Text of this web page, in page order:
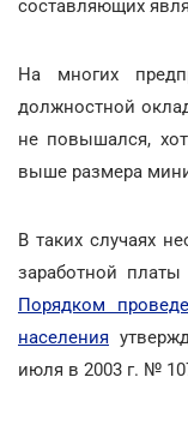
составляющих
На многих
должностной
не повышался,
выше размера
В таких случаях
заработной
Порядком
населения
июля в 2003 г. №